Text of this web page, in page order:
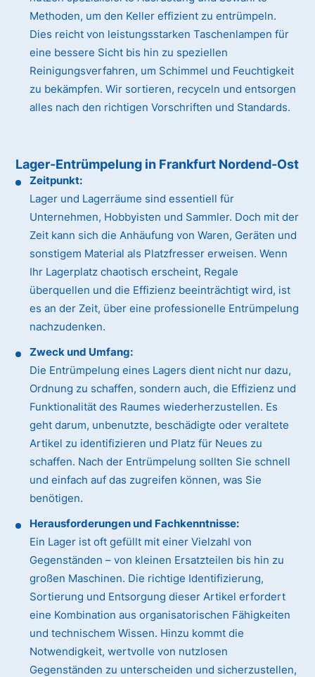
Methoden, um den Keller effizient zu entrümpeln.
Dies reicht von leistungsstarken Taschenlampen für
eine bessere Sicht bis hin zu speziellen
Reinigungsverfahren, um Schimmel und Feuchtigkeit
zu bekämpfen. Wir sortieren, recyceln und entsorgen
alles nach den richtigen Vorschriften und Standards.
Lager-Entrümpelung in Frankfurt Nordend-Ost
Zeitpunkt:
Lager und Lagerräume sind essentiell für
Unternehmen, Hobbyisten und Sammler. Doch mit der
Zeit kann sich die Anhäufung von Waren, Geräten und
sonstigem Material als Platzfresser erweisen. Wenn
Ihr Lagerplatz chaotisch erscheint, Regale
überquellen und die Effizienz beeinträchtigt wird, ist
es an der Zeit, über eine professionelle Entrümpelung
nachzudenken.
Zweck und Umfang:
Die Entrümpelung eines Lagers dient nicht nur dazu,
Ordnung zu schaffen, sondern auch, die Effizienz und
Funktionalität des Raumes wiederherzustellen. Es
geht darum, unbenutzte, beschädigte oder veraltete
Artikel zu identifizieren und Platz für Neues zu
schaffen. Nach der Entrümpelung sollten Sie schnell
und einfach auf das zugreifen können, was Sie
benötigen.
Herausforderungen und Fachkenntnisse:
Ein Lager ist oft gefüllt mit einer Vielzahl von
Gegenständen – von kleinen Ersatzteilen bis hin zu
großen Maschinen. Die richtige Identifizierung,
Sortierung und Entsorgung dieser Artikel erfordert
eine Kombination aus organisatorischen Fähigkeiten
und technischem Wissen. Hinzu kommt die
Notwendigkeit, wertvolle von nutzlosen
Gegenständen zu unterscheiden und sicherzustellen,